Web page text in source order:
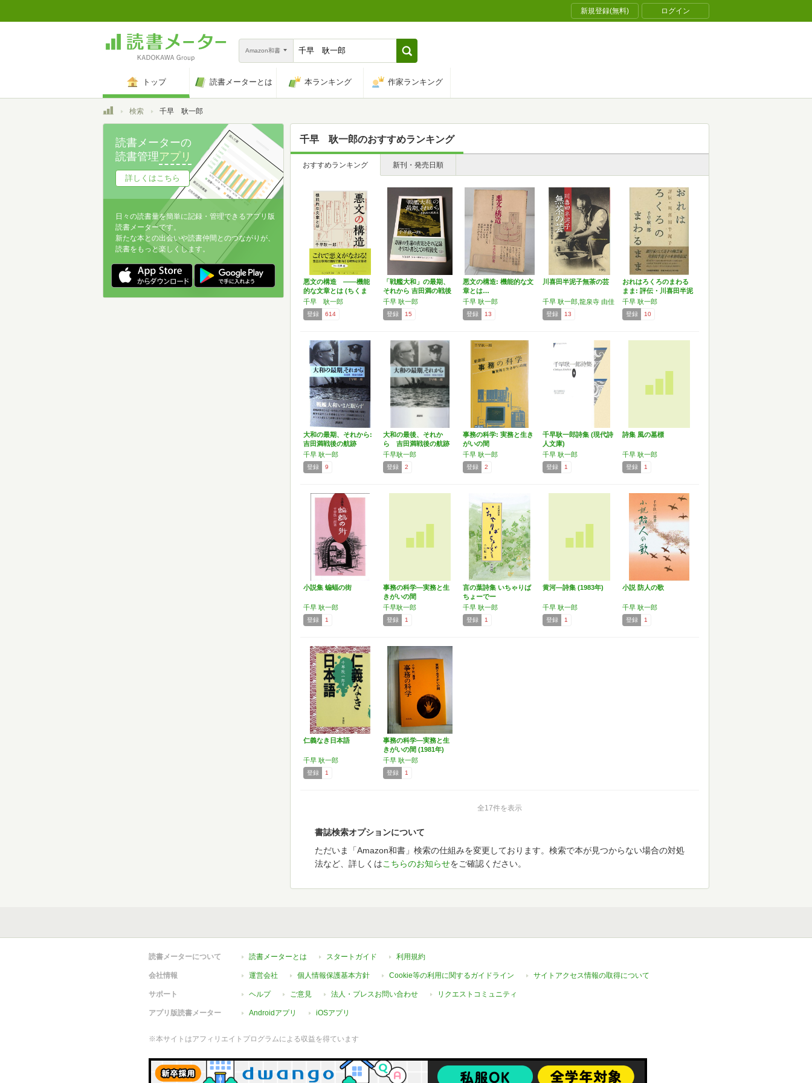
新規登録(無料) ログイン
Amazon和書
トップ 読書メーターとは 本ランキング 作家ランキング
トップ検索 千早 耿一郎
千早 耿一郎のおすすめランキング
おすすめランキング 新刊・発売日順
悪文の構造 ――機能
的な文章とは (ちくま
学…
千早 耿一郎
登録 614
「戦艦大和」の最期、
それから 吉田満の戦後
史…
千早 耿一郎
登録 15
悪文の構造: 機能的な文
章とは…
千早 耿一郎
登録 13
川喜田半泥子無茶の芸
千早 耿一郎,龍泉寺 由佳
登録 13
おれはろくろのまわる
まま: 評伝・川喜田半泥
子
千早 耿一郎
登録 10
大和の最期、それから:
吉田満戦後の航跡
千早 耿一郎
登録 9
大和の最後、それか
ら 吉田満戦後の航跡
千早耿一郎
登録 2
事務の科学: 実務と生き
がいの間
千早 耿一郎
登録 2
千早耿一郎詩集 (現代詩
人文庫)
千早 耿一郎
登録 1
詩集 風の墓標
千早 耿一郎
登録 1
小説集 蝙蝠の街
千早 耿一郎
登録 1
事務の科学―実務と生
きがいの間
千早耿一郎
登録 1
言の葉詩集 いちゃりば
ちょーでー
千早 耿一郎
登録 1
黄河―詩集 (1983年)
千早 耿一郎
登録 1
小説 防人の歌
千早 耿一郎
登録 1
仁義なき日本語
千早 耿一郎
登録 1
事務の科学―実務と生
きがいの間 (1981年)
千早 耿一郎
登録 1
全17件を表示
書誌検索オプションについて
ただいま「Amazon和書」検索の仕組みを変更しております。検索で本が見つからない場合の対処
法など、詳しくはこちらのお知らせをご確認ください。
読書メーターの
読書管理アプリ
詳しくはこちら
日々の読書量を簡単に記録・管理できるアプリ版
読書メーターです。
新たな本との出会いや読書仲間とのつながりが、
読書をもっと楽しくします。
読書メーターについて 読書メーターとは スタートガイド 利用規約
会社情報 運営会社 個人情報保護基本方針 Cookie等の利用に関するガイドライン サイトアクセス情報の取得について
サポート ヘルプ ご意見 法人・プレスお問い合わせ リクエストコミュニティ
アプリ版読書メーター Androidアプリ iOSアプリ
※本サイトはアフィリエイトプログラムによる収益を得ています